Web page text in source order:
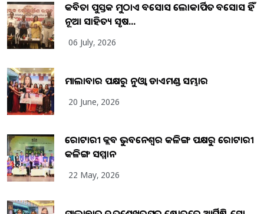
କବିତା ପୁସ୍ତକ ମୁଠାଏ ଅବସୋସ ଲୋକାର୍ପିତ ଅବସୋସ ହିଁ
ନୂଆ ସାହିତ୍ୟ ସୃଷ...
06 July, 2026
ମାଲାବାର ପକ୍ଷରୁ ନୁଓ୍ବା ଡାଏମଣ୍ଡ ସମ୍ଭାର
20 June, 2026
ରୋଟାରୀ କ୍ଲବ ଭୁବନେଶ୍ୱର କଳିଙ୍ଗ ପକ୍ଷରୁ ରୋଟାରୀ
କଳିଙ୍ଗ ସମ୍ମାନ
22 May, 2026